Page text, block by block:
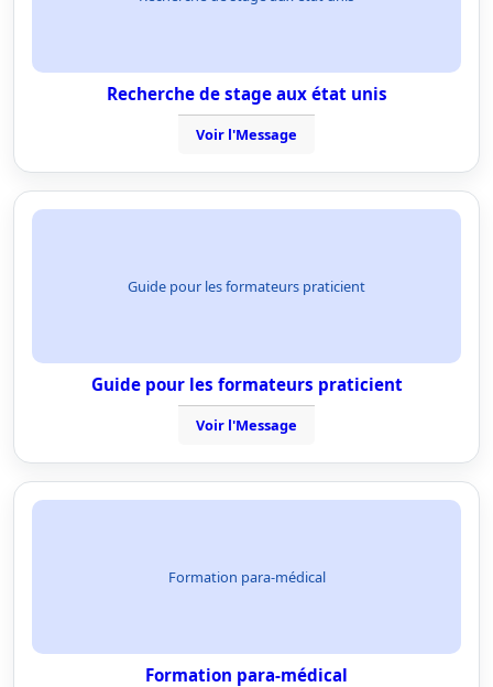
Recherche de stage aux état unis
Voir l'Message
Guide pour les formateurs praticient
Guide pour les formateurs praticient
Voir l'Message
Formation para-médical
Formation para-médical